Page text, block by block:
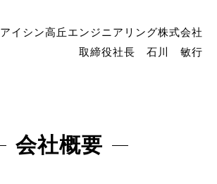
アイシン高丘エンジニアリング株式会社
取締役社長 石川 敏行
会社概要